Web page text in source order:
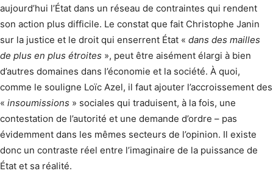
aujourd’hui l’État dans un réseau de contraintes qui rendent
son action plus difficile. Le constat que fait Christophe Janin
sur la justice et le droit qui enserrent État « dans des mailles
de plus en plus étroites », peut être aisément élargi à bien
d’autres domaines dans l’économie et la société. À quoi,
comme le souligne Loïc Azel, il faut ajouter l’accroissement des
« insoumissions » sociales qui traduisent, à la fois, une
contestation de l’autorité et une demande d’ordre – pas
évidemment dans les mêmes secteurs de l’opinion. Il existe
donc un contraste réel entre l’imaginaire de la puissance de
État et sa réalité.